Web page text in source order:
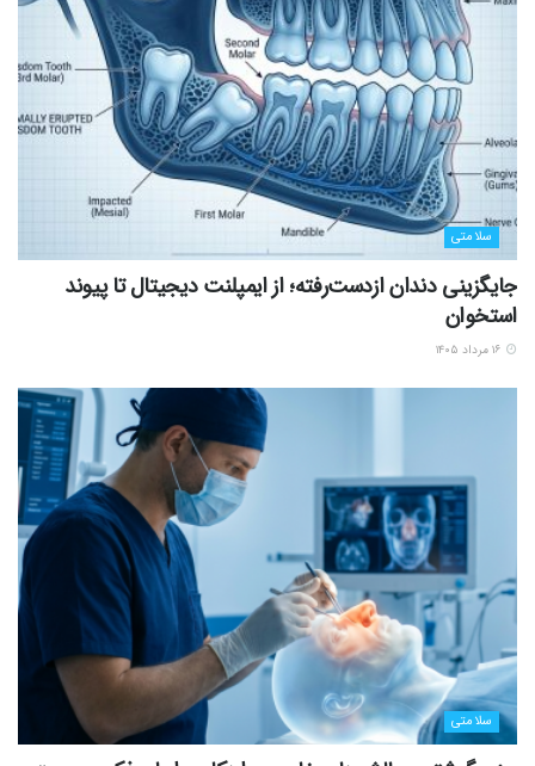
سلامتی
جایگزینی دندان ازدست‌رفته؛ از ایمپلنت دیجیتال تا پیوند
استخوان
سلامتی